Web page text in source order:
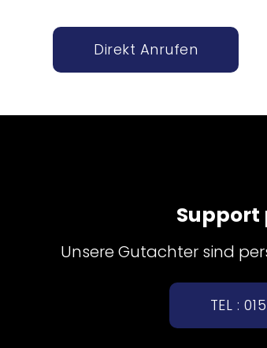
Direkt Anrufen
Support
Unsere Gutachter sind
TEL :